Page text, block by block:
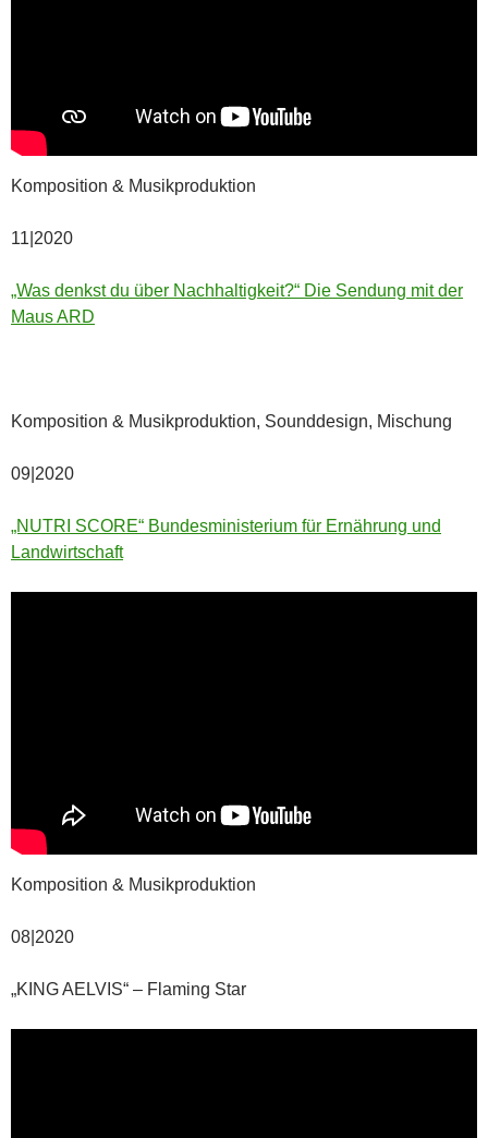
Komposition & Musikproduktion
11|2020
„Was denkst du über Nachhaltigkeit?“ Die Sendung mit der
Maus ARD
Komposition & Musikproduktion, Sounddesign, Mischung
09|2020
„NUTRI SCORE“ Bundesministerium für Ernährung und
Landwirtschaft
Komposition & Musikproduktion
08|2020
„KING AELVIS“ – Flaming Star